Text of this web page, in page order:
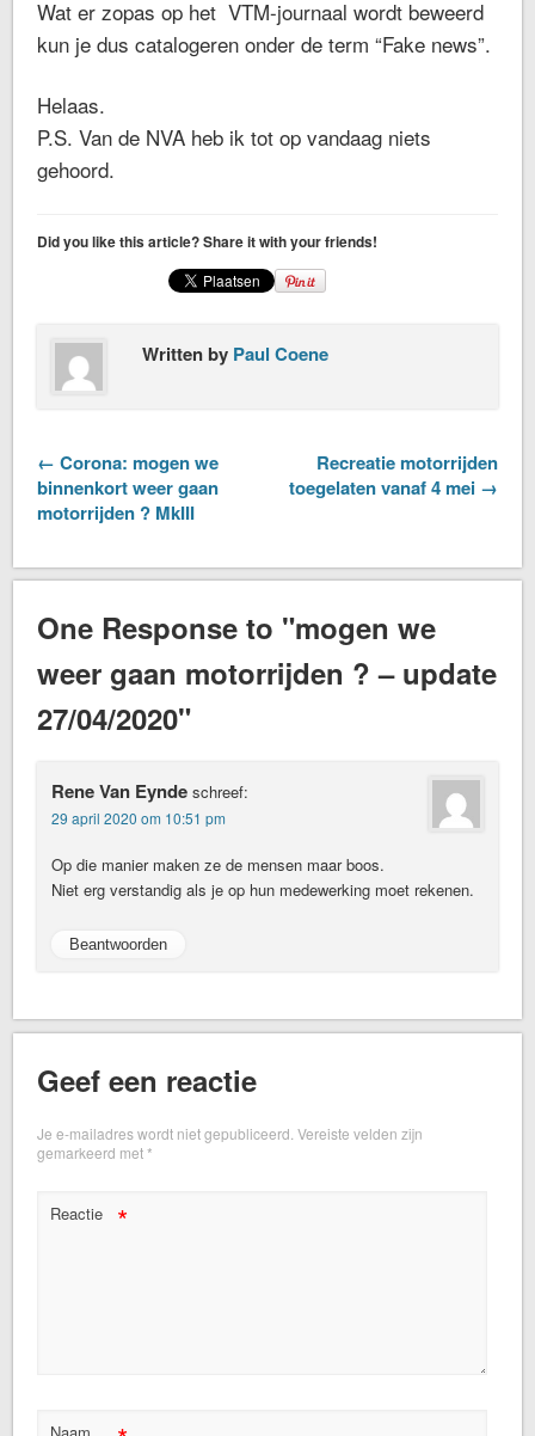
Wat er zopas op het VTM-journaal wordt beweerd
kun je dus catalogeren onder de term “Fake news”.
Helaas.
P.S. Van de NVA heb ik tot op vandaag niets
gehoord.
Did you like this article? Share it with your friends!
Written by Paul Coene
← Corona: mogen we
binnenkort weer gaan
motorrijden ? MkIII
Recreatie motorrijden
toegelaten vanaf 4 mei →
One Response to "mogen we
weer gaan motorrijden ? – update
27/04/2020"
Rene Van Eynde schreef:
29 april 2020 om 10:51 pm
Op die manier maken ze de mensen maar boos.
Niet erg verstandig als je op hun medewerking moet rekenen.
Beantwoorden
Geef een reactie
Je e-mailadres wordt niet gepubliceerd. Vereiste velden zijn
gemarkeerd met*
Reactie *